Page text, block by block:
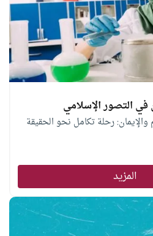
في التصور الإسلامي
والإيمان: رحلة تكامل نحو الحقيقة
المزيد